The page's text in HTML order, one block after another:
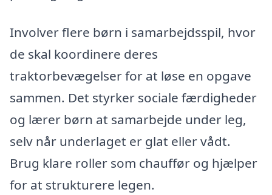
Involver flere børn i samarbejdsspil, hvor
de skal koordinere deres
traktorbevægelser for at løse en opgave
sammen. Det styrker sociale færdigheder
og lærer børn at samarbejde under leg,
selv når underlaget er glat eller vådt.
Brug klare roller som chauffør og hjælper
for at strukturere legen.